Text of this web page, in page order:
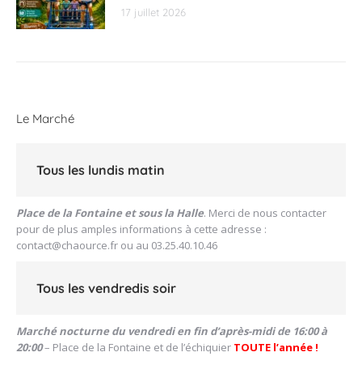
17 juillet 2026
Le Marché
Tous les lundis matin
Place de la Fontaine et sous la Halle. Merci de nous contacter
pour de plus amples informations à cette adresse :
contact@chaource.fr ou au 03.25.40.10.46
Tous les vendredis soir
Marché nocturne du vendredi en fin d’après-midi de 16:00 à
20:00– Place de la Fontaine et de l’échiquier TOUTE l’année !